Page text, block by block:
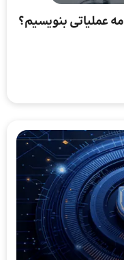
عملیاتی بنویسیم؟